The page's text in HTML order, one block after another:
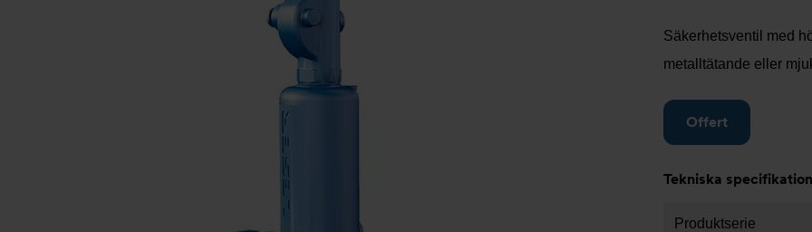
Säkerhetsventil med
metalltätande eller
Offert
Tekniska
Produktserie